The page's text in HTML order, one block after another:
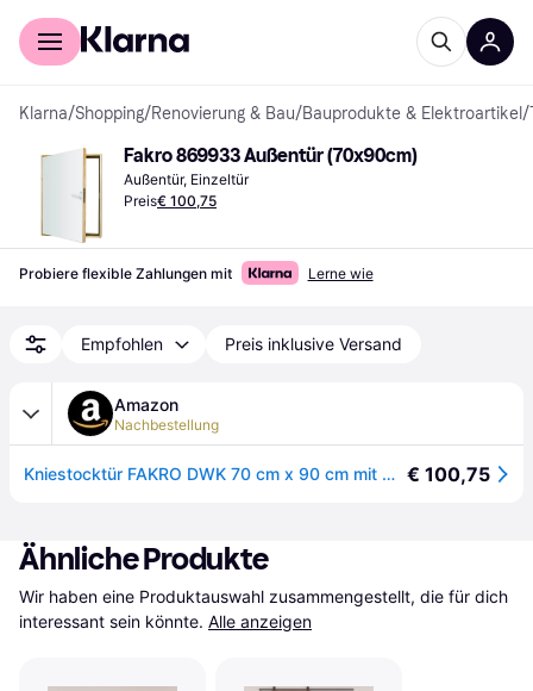
Für Shopper
Klarna/Shopping/Renovierung & Bau/Bauprodukte & Elektroartikel /
Fakro 869933 Außentür (70x90cm)
Außentür, Einzeltür
Preis€ 100,75
Probiere flexible Zahlungen mit Lerne wie
Empfohlen Preis inklusive Versand
Amazon
Nachbestellung
Kniestocktür FAKRO DWK 70 cm x 90 cm mit Wärmedämmung U=1,1 W/m²K € 100,75
Ähnliche Produkte
Wir haben eine Produktauswahl zusammengestellt, die für dich
interessant sein könnte. Alle anzeigen